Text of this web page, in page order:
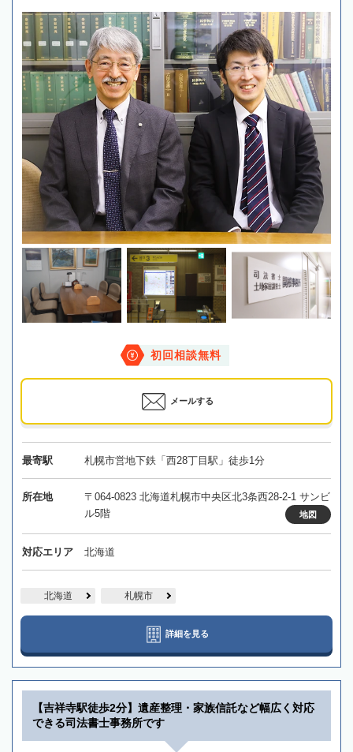
初回相談無料
メールする
最寄駅 札幌市営地下鉄「西28丁目駅」徒歩1分
所在地
〒064-0823 北海道札幌市中央区北3条西28-2-1 サンビ
ル5階
地図
対応エリア 北海道
北海道 札幌市
詳細を見る
【吉祥寺駅徒歩2分】遺産整理・家族信託など幅広く対応
できる司法書士事務所です